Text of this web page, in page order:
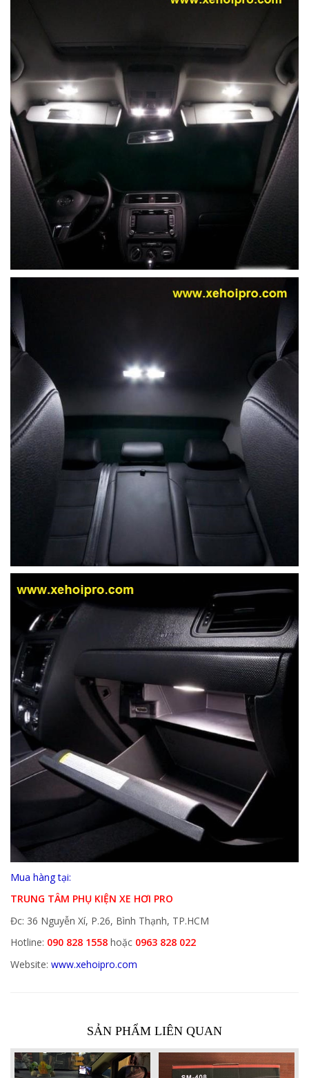
Mua hàng tại:
TRUNG TÂM PHỤ KIỆN XE HƠI PRO
Đc: 36 Nguyễn Xí, P.26, Bình Thạnh, TP.HCM
Hotline: 090 828 1558 hoặc 0963 828 022
Website: www.xehoipro.com
SẢN PHẨM LIÊN QUAN